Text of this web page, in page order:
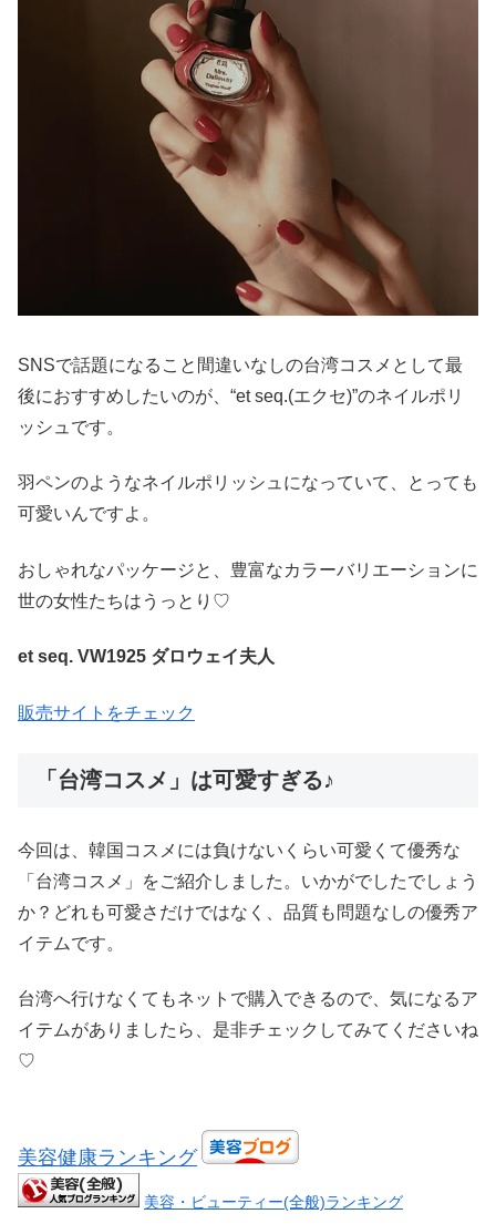
SNSで話題になること間違いなしの台湾コスメとして最
後におすすめしたいのが、“et seq.(エクセ)”のネイルポリ
ッシュです。
羽ペンのようなネイルポリッシュになっていて、とっても
可愛いんですよ。
おしゃれなパッケージと、豊富なカラーバリエーションに
世の女性たちはうっとり♡
et seq. VW1925 ダロウェイ夫人
販売サイトをチェック
「台湾コスメ」は可愛すぎる♪
今回は、韓国コスメには負けないくらい可愛くて優秀な
「台湾コスメ」をご紹介しました。いかがでしたでしょう
か？どれも可愛さだけではなく、品質も問題なしの優秀ア
イテムです。
台湾へ行けなくてもネットで購入できるので、気になるア
イテムがありましたら、是非チェックしてみてくださいね
♡
美容健康ランキング
美容・ビューティー(全般)ランキング